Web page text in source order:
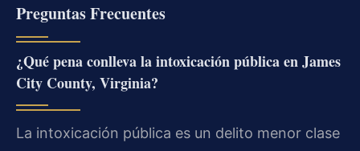
Preguntas Frecuentes
¿Qué pena conlleva la intoxicación pública en James
City County, Virginia?
La intoxicación pública es un delito menor clase